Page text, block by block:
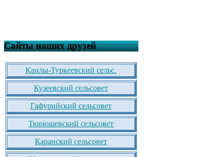
Сайты наших друзей
Канлы-Туркеевский сельс.
Кузеевский сельсовет
Гафурийский сельсовет
Тюрюшевский сельсовет
Каранский сельсовет